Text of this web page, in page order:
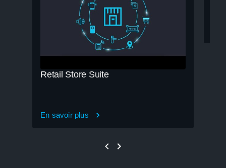
Retail Store Suite
En savoir plus